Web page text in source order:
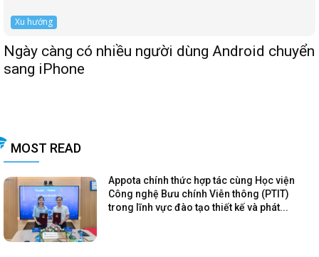
Xu hướng
Ngày càng có nhiều người dùng Android chuyển
sang iPhone
MOST READ
Appota chính thức hợp tác cùng Học viện
Công nghệ Bưu chính Viễn thông (PTIT)
trong lĩnh vực đào tạo thiết kế và phát...